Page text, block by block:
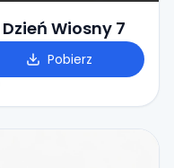
Wiosny 7
Pobierz